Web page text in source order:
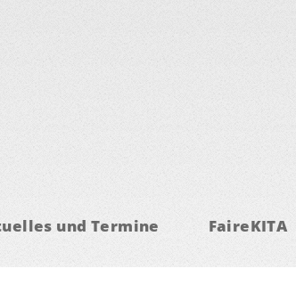
und Termine FaireKITA